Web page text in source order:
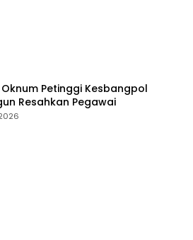
Petinggi Kesbangpol
Resahkan Pegawai